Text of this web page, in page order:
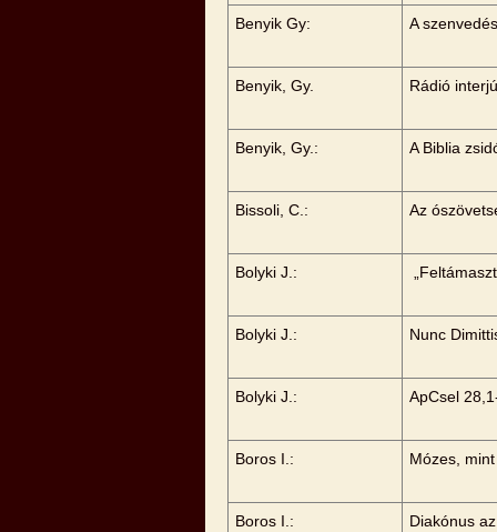
Benyik Gy: A
Benyik, Gy. Rádió
Benyik, Gy.: A Biblia
Bissoli, C.: Az
Bolyki J.:
Bolyki J.: Nunc
Bolyki J.: ApCsel
Boros I.: Mózes,
Boros I.: Diakónus